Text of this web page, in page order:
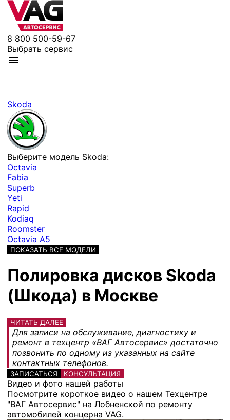
8 800 500-59-67
Выбрать сервис
Skoda
Выберите модель Skoda:
Octavia
Fabia
Superb
Yeti
Rapid
Kodiaq
Roomster
Octavia A5
ПОКАЗАТЬ ВСЕ МОДЕЛИ
Полировка дисков Skoda
(Шкода) в Москве
ЧИТАТЬ ДАЛЕЕ
Для записи на обслуживание, диагностику и
ремонт в техцентр «ВАГ Автосервис» достаточно
позвонить по одному из указанных на сайте
контактных телефонов.
ЗАПИСАТЬСЯ КОНСУЛЬТАЦИЯ
Видео и фото нашей работы
Посмотрите короткое видео о нашем Техцентре
"ВАГ Автосервис" на Лобненской по ремонту
автомобилей концерна VAG.